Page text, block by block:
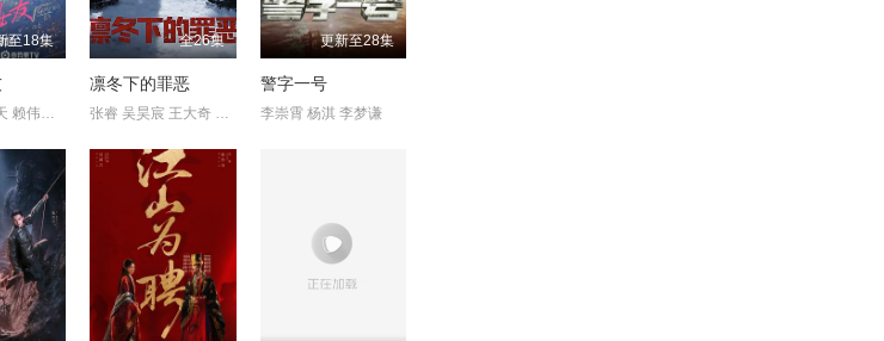
至18集
田曦薇 胡一天 赖伟明 安沺
全26集
凛冬下的罪恶
张睿 吴昊宸 王大奇 孙之鸿
更新至28集
警字一号
李崇霄 杨淇 李梦谦